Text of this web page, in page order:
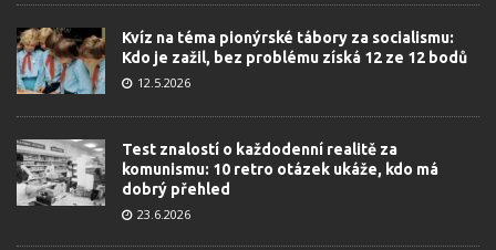
Kvíz na téma pionýrské tábory za socialismu:
Kdo je zažil, bez problému získá 12 ze 12 bodů
12.5.2026
Test znalostí o každodenní realitě za
komunismu: 10 retro otázek ukáže, kdo má
dobrý přehled
23.6.2026